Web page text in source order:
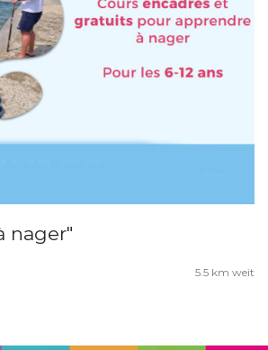
nager"
5.5 km weit